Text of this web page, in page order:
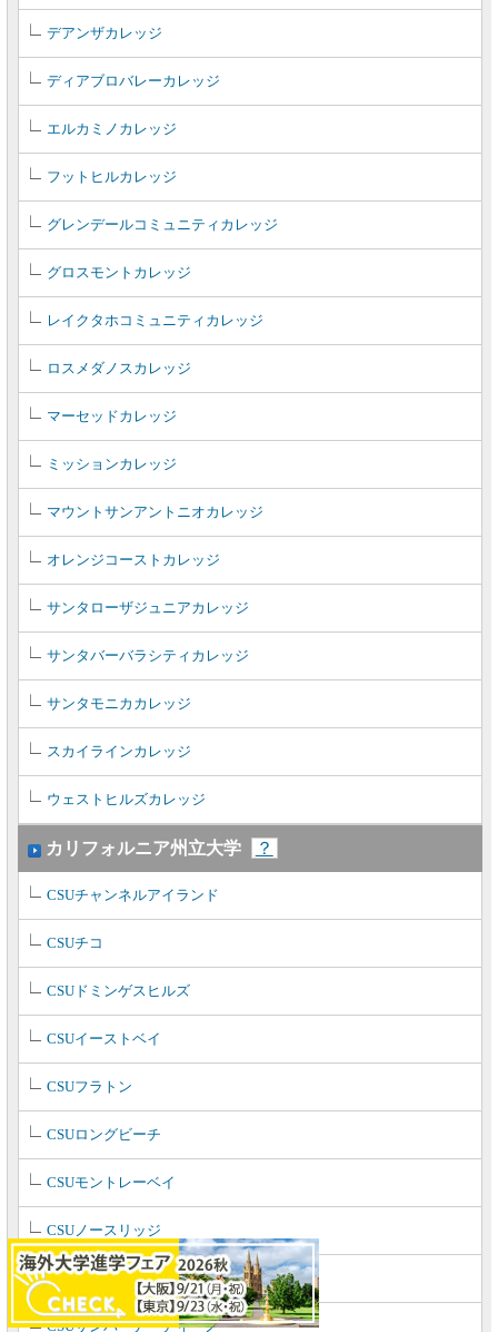
デアンザカレッジ
ディアブロバレーカレッジ
エルカミノカレッジ
フットヒルカレッジ
グレンデールコミュニティカレッジ
グロスモントカレッジ
レイクタホコミュニティカレッジ
ロスメダノスカレッジ
マーセッドカレッジ
ミッションカレッジ
マウントサンアントニオカレッジ
オレンジコーストカレッジ
サンタローザジュニアカレッジ
サンタバーバラシティカレッジ
サンタモニカカレッジ
スカイラインカレッジ
ウェストヒルズカレッジ
カリフォルニア州立大学 ？
CSUチャンネルアイランド
CSUチコ
CSUドミンゲスヒルズ
CSUイーストベイ
CSUフラトン
CSUロングビーチ
CSUモントレーベイ
CSUノースリッジ
CSUサクラメント
CSUサンバーナーディーノ